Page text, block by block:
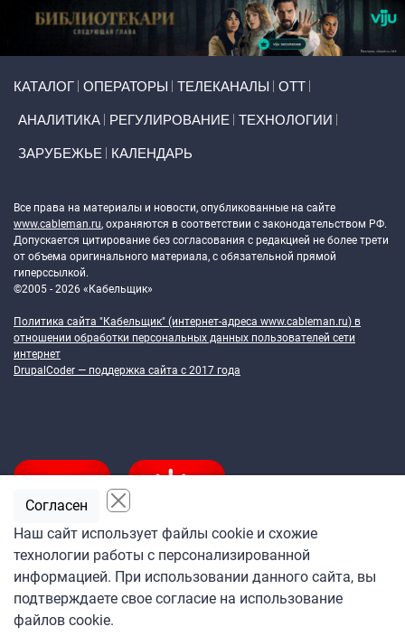
КАТАЛОГ ОПЕРАТОРЫ ТЕЛЕКАНАЛЫ ОТТ
АНАЛИТИКА РЕГУЛИРОВАНИЕ ТЕХНОЛОГИИ
ЗАРУБЕЖЬЕ КАЛЕНДАРЬ
Все права на материалы и новости, опубликованные на сайте
www.cableman.ru, охраняются в соответствии с законодательством РФ.
Допускается цитирование без согласования с редакцией не более трети
от объема оригинального материала, с обязательной прямой
гиперссылкой.
©2005 - 2026 «Кабельщик»
Политика сайта "Кабельщик" (интернет-адреса www.cableman.ru) в
отношении обработки персональных данных пользователей сети
интернет
DrupalCoder — поддержка сайта c 2017 года
Подпишитесь
на ежедневную рассылку
«Кабельщика»
Наш сайт использует файлы cookie и схожие
технологии работы с персонализированной
информацией. При использовании данного сайта, вы
подтверждаете свое согласие на использование
файлов cookie.
Согласен